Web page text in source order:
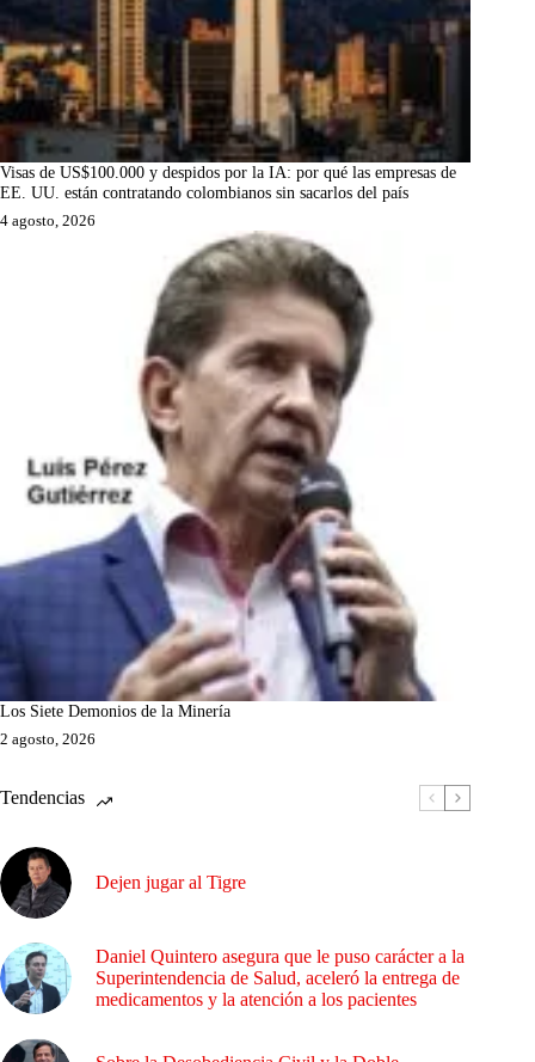
Visas de US$100.000 y despidos por la IA: por qué las empresas de
EE. UU. están contratando colombianos sin sacarlos del país
4 agosto, 2026
Los Siete Demonios de la Minería
2 agosto, 2026
Tendencias
Dejen jugar al Tigre
Daniel Quintero asegura que le puso carácter a la
Superintendencia de Salud, aceleró la entrega de
medicamentos y la atención a los pacientes